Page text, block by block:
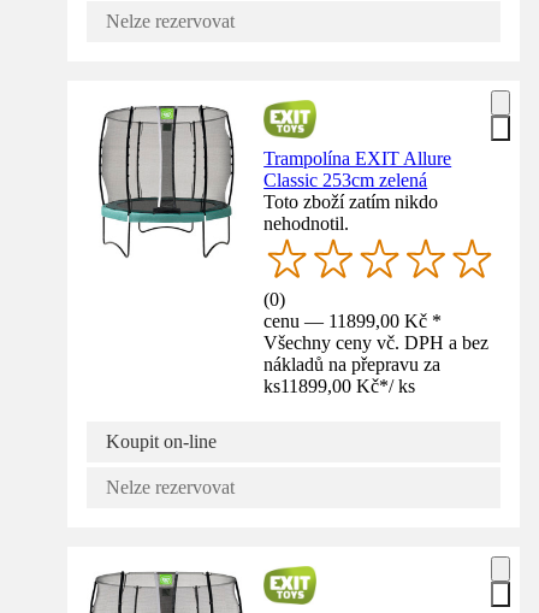
Nelze rezervovat
Trampolína EXIT Allure
Classic 253cm zelená
Toto zboží zatím nikdo
nehodnotil.
(0)
cenu — 11899,00 Kč *
Všechny ceny vč. DPH a bez
nákladů na přepravu za
ks11899,00 Kč*/ ks
Koupit on-line
Nelze rezervovat